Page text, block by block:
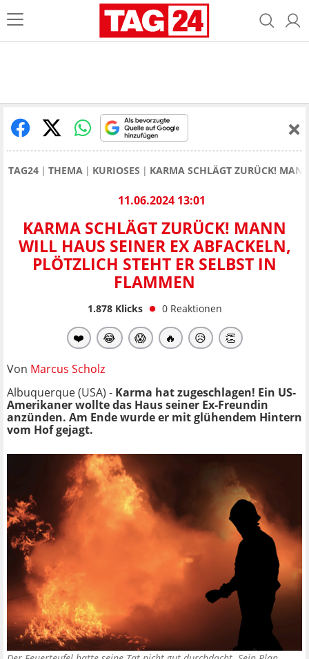
TAG24 THEMA KURIOSES KARMA SCHLÄGT ZURÜCK!
11.06.2024 13:01
KARMA SCHLÄGT ZURÜCK! MANN
WILL HAUS SEINER EX ABFACKELN,
PLÖTZLICH STEHT ER SELBST IN
FLAMMEN
1.878Klicks 0 Reaktionen
❤️ 😂 😱 🔥 😥 👏
Von Marcus Scholz
Albuquerque (USA) - Karma hat zugeschlagen! Ein US-
Amerikaner wollte das Haus seiner Ex-Freundin
anzünden. Am Ende wurde er mit glühendem Hintern
vom Hof gejagt.